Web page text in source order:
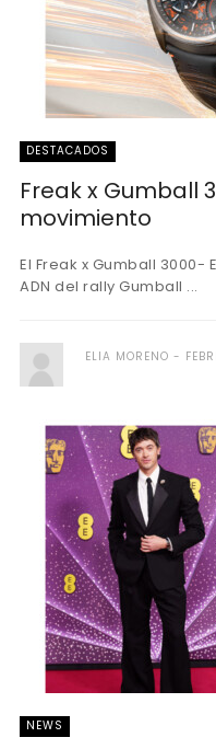
DESTACADOS
Freak x Gumball
movimiento
El Freak x Gumball
ADN del rally Gumball ...
ELIA MORENO
NEWS